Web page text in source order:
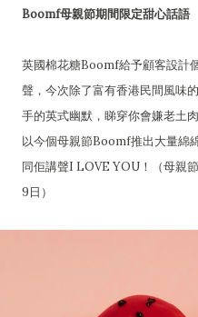
Boomf母親節期間限定甜心話語
英國棉花糖Boomf給予顧客設計
聲，今次除了富有香港民間風味
手的英式幽默，睇穿你會嫌老土
以今個母親節Boomf推出大量綿
同佢講聲I LOVE YOU！（母親
9日）